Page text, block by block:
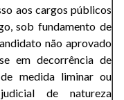
aos cargos públicos
sob fundamento de
não aprovado
em decorrência de
medida liminar ou
de natureza